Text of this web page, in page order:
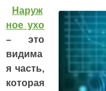
Наруж
ное ухо
– это
видима
я часть,
которая